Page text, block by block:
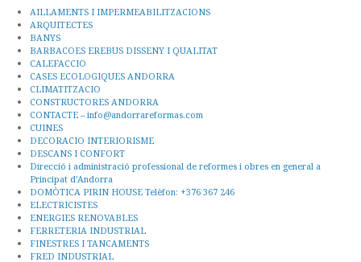
AILLAMENTS I IMPERMEABILITZACIONS
ARQUITECTES
BANYS
BARBACOES EREBUS DISSENY I QUALITAT
CALEFACCIO
CASES ECOLOGIQUES ANDORRA
CLIMATITZACIO
CONSTRUCTORES ANDORRA
CONTACTE – info@andorrareformas.com
CUINES
DECORACIO INTERIORISME
DESCANS I CONFORT
Direcció i administració professional de reformes i obres en general a
Principat d’Andorra
DOMÒTICA PIRIN HOUSE Telèfon: +376 367 246
ELECTRICISTES
ENERGIES RENOVABLES
FERRETERIA INDUSTRIAL
FINESTRES I TANCAMENTS
FRED INDUSTRIAL